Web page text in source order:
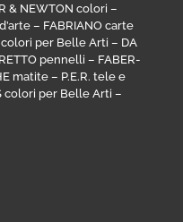
& NEWTON colori –
– FABRIANO carte
colori per Belle Arti – DA
pennelli – FABER-
matite– P.E.R. tele e
colori per Belle Arti –